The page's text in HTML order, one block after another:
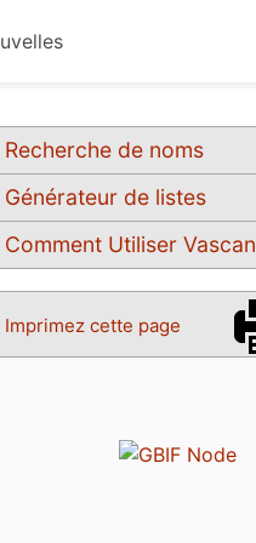
Recherche de noms
Générateur de listes
Comment Utiliser Vascan
Imprimez cette page